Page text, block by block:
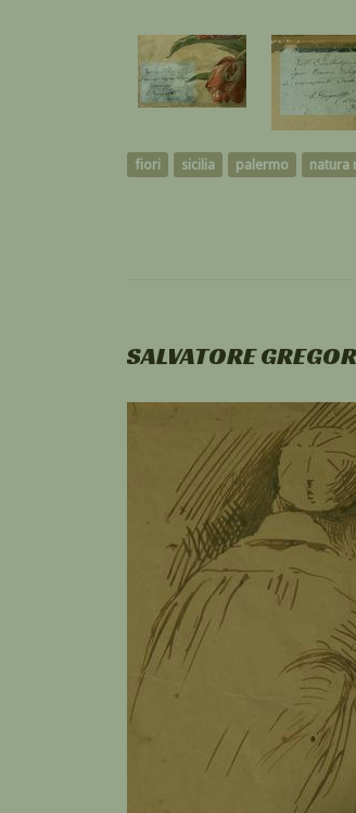
fiori sicilia palermo natura
SALVATORE